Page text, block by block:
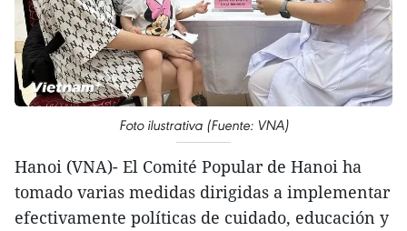
Foto ilustrativa (Fuente: VNA)
Hanoi (VNA)- El Comité Popular de Hanoi ha
tomado varias medidas dirigidas a implementar
efectivamente políticas de cuidado, educación y